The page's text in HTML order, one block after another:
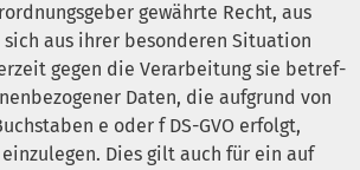
gewähr­te Recht, aus
sich aus ihrer beson­de­ren Situa­ti­on
gegen die Ver­ar­bei­tung sie betref­
Daten, die auf­grund von
e oder f DS-GVO erfolgt,
Dies gilt auch für ein auf